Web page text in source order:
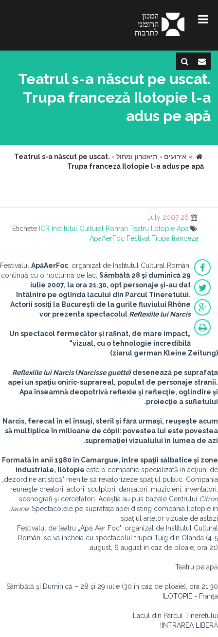
Teatrul s-a născut pe uscat.
Trupa franceză Ilotopie l-a
adus pe apă
» אירועים › תיאטרון ומחול ›
Teatrul s-a născut pe uscat.
Trupa franceză Ilotopie l-a adus pe apă
26 July 2007
Etichete ICR Institutul Cultural Roman Teatru Ilotopie Apa
ApaAerFoc Festival Trupa franceza
Festivalul ApăAerFoc , organizat de Institutul Cultural Român,
continuă cu o nocturnă pe lac. Sâmbătă 28 şi duminică 29
iulie 2007, la ora 21.30, opt personaje şi-au dat
întâlnire pe oglinda lacului din Parcul Tineretului.
Actorii sosiţi la Bucureşti de la gurile fluviului Rhône
vor prezenta spectacolul Reflexiile lui Narcis
„Un spectacol fermecător şi rafinat, de mare impact
vizual, cu o tehnologie incredibilă"
(ziarul german Kleine Zeitung)
Reflexiile lui Narcis(Narcisse guette) desenează pe suprafaţa
apei un spaţiu oniric-suprareal, populat de personaje stranii.
Apa înseamnă deopotrivă reflexie şi reflecţie, oglindire şi
proiecţie a sufletului.
Narcis, ferecat în el însuşi, steril şi fără urmaşi, reuşeşte acum
să multiplice în milioane de cópii: povestea lui este povestea
supremaţiei vizualului în lumea de azi.
Formată în anii 1980 în Camargue, între spaţii sălbatice şi zone
industriale,
Ilotopie este o companie specializată în acţiuni de
„dezordine artistică" menite să revalorizeze spaţiul public. Compania
reuneşte creatori, actori, sculptori, dansatori, muzicieni, inventatori,
scenografi şi cercetători. Aceştia au pus bazele Centrului Citron
Jaune. Spectacolele pe suprafaţa apei disting compania Ilotopie în
spaţiul artelor vizuale de astăzi.
Festivalul de teatru „Apă Aer Foc", organizat de Institutul Cultural
Român, se va încheia cu spectacolul trupei Tuig din Olanda (4-5
august, 6 august în caz de ploaie, ora 21).
Teatru pe apă
Sâmbătă şi Duminică – 28 şi 29 iulie (30 în caz de ploaie), ora 21.30
ILOTOPIE - Franţa
Lacul din Parcul Tineretului
INTRAREA LIBERĂ!